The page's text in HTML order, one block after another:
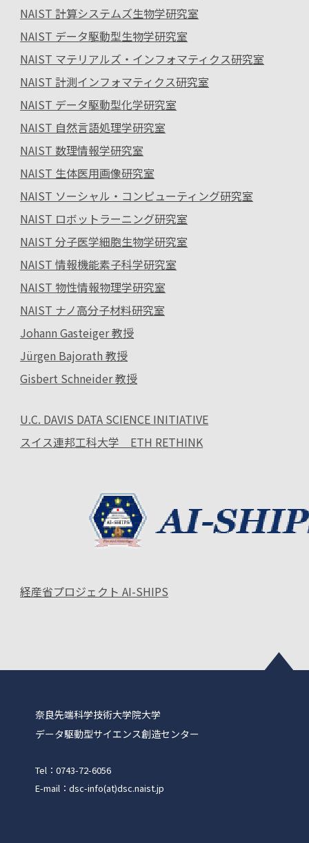
NAIST 計算システムズ生物学研究室
NAIST データ駆動型生物学研究室
NAIST マテリアルズ・インフォマティクス研究室
NAIST 計測インフォマティクス研究室
NAIST データ駆動型化学研究室
NAIST 自然言語処理学研究室
NAIST 数理情報学研究室
NAIST 生体医用画像研究室
NAIST ソーシャル・コンピューティング研究室
NAIST ロボットラーニング研究室
NAIST 分子医学細胞生物学研究室
NAIST 情報機能素子科学研究室
NAIST 物性情報物理学研究室
NAIST ナノ高分子材料研究室
Johann Gasteiger 教授
Jürgen Bajorath 教授
Gisbert Schneider 教授
U.C. DAVIS DATA SCIENCE INITIATIVE
スイス連邦工科大学 ETH RETHINK
経産省プロジェクト AI-SHIPS
奈良先端科学技術大学院大学
データ駆動型サイエンス創造センター
Tel：0743-72-6056
E-mail：dsc-info(at)dsc.naist.jp